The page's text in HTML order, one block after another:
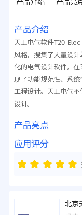
产品介绍
天正电气软件T20-
风格，搜集了大量设
化的电气设计软件。
现了功能规范性、系
工程设计。天正电气
设计。
产品亮点
应用评分
北京